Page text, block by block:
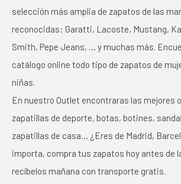
selección más amplia de zapatos de las
reconocidas: Garatti, Lacoste, Mustang,
Smith, Pepe Jeans, … y muchas más.
catálogo online todo tipo de zapatos de
niñas.
En nuestro Outlet encontraras las mejores
zapatillas de deporte, botas, botines,
zapatillas de casa… ¿Eres de Madrid,
importa, compra tus zapatos hoy antes de
recíbelos mañana con transporte gratis.